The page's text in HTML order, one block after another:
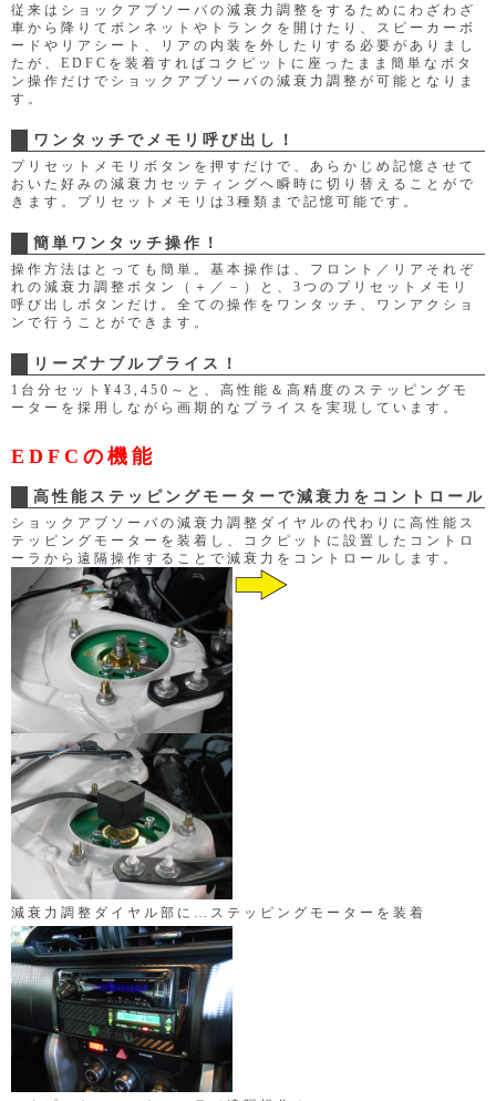
従来はショックアブソーバの減衰力調整をするためにわざわざ
車から降りてボンネットやトランクを開けたり、スピーカーボ
ードやリアシート、リアの内装を外したりする必要がありまし
たが、EDFCを装着すればコクピットに座ったまま簡単なボタ
ン操作だけでショックアブソーバの減衰力調整が可能となりま
す。
ワンタッチでメモリ呼び出し！
プリセットメモリボタンを押すだけで、あらかじめ記憶させて
おいた好みの減衰力セッティングへ瞬時に切り替えることがで
きます。プリセットメモリは3種類まで記憶可能です。
簡単ワンタッチ操作！
操作方法はとっても簡単。基本操作は、フロント／リアそれぞ
れの減衰力調整ボタン（＋／－）と、3つのプリセットメモリ
呼び出しボタンだけ。全ての操作をワンタッチ、ワンアクショ
ンで行うことができます。
リーズナブルプライス！
1台分セット¥43,450～と、高性能＆高精度のステッピングモ
ーターを採用しながら画期的なプライスを実現しています。
EDFCの機能
高性能ステッピングモーターで減衰力をコントロール
ショックアブソーバの減衰力調整ダイヤルの代わりに高性能ス
テッピングモーターを装着し、コクピットに設置したコントロ
ーラから遠隔操作することで減衰力をコントロールします。
減衰力調整ダイヤル部に… ステッピングモーターを装着